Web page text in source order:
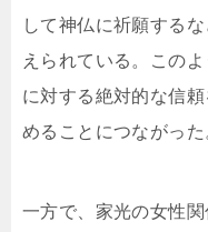
して神仏に祈願する
えられている。この
に対する絶対的な信
めることにつながった
一方で、家光の女性関